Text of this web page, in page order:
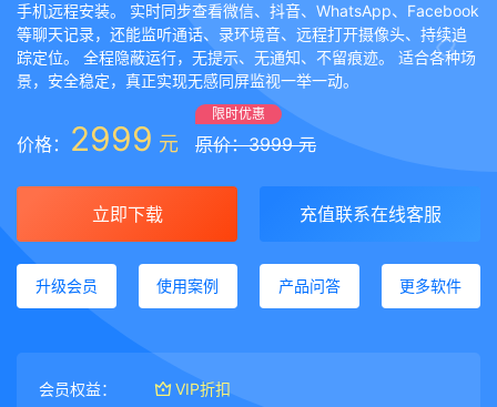
手机远程安装。 实时同步查看微信、抖音、WhatsApp、Facebook
等聊天记录，还能监听通话、录环境音、远程打开摄像头、持续追
踪定位。 全程隐蔽运行，无提示、无通知、不留痕迹。 适合各种场
景，安全稳定，真正实现无感同屏监视一举一动。
价格： 2999 元
限时优惠
原价：3999 元
立即下载 充值联系在线客服
升级会员 使用案例 产品问答 更多软件
会员权益： VIP折扣